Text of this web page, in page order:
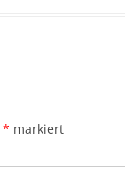
* markiert